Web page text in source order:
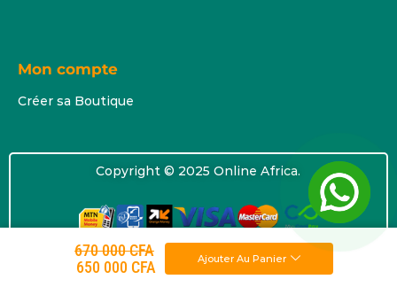
670 000CFA
650 000 CFA Ajouter Au Panier
Mon compte
Créer sa Boutique
Copyright © 2025 Online Africa.